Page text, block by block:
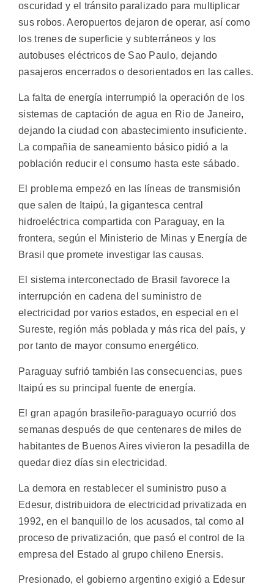
oscuridad y el tránsito paralizado para multiplicar
sus robos. Aeropuertos dejaron de operar, así como
los trenes de superficie y subterráneos y los
autobuses eléctricos de Sao Paulo, dejando
pasajeros encerrados o desorientados en las calles.
La falta de energía interrumpió la operación de los
sistemas de captación de agua en Rio de Janeiro,
dejando la ciudad con abastecimiento insuficiente.
La compañia de saneamiento básico pidió a la
población reducir el consumo hasta este sábado.
El problema empezó en las líneas de transmisión
que salen de Itaipú, la gigantesca central
hidroeléctrica compartida con Paraguay, en la
frontera, según el Ministerio de Minas y Energía de
Brasil que promete investigar las causas.
El sistema interconectado de Brasil favorece la
interrupción en cadena del suministro de
electricidad por varios estados, en especial en el
Sureste, región más poblada y más rica del país, y
por tanto de mayor consumo energético.
Paraguay sufrió también las consecuencias, pues
Itaipú es su principal fuente de energía.
El gran apagón brasileño-paraguayo ocurrió dos
semanas después de que centenares de miles de
habitantes de Buenos Aires vivieron la pesadilla de
quedar diez días sin electricidad.
La demora en restablecer el suministro puso a
Edesur, distribuidora de electricidad privatizada en
1992, en el banquillo de los acusados, tal como al
proceso de privatización, que pasó el control de la
empresa del Estado al grupo chileno Enersis.
Presionado, el gobierno argentino exigió a Edesur